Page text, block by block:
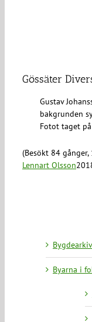
Gössäter
Gustav
bakgrunden
Fotot taget
(Besökt 84 gånger,
Lennart Olsson
Byarna i